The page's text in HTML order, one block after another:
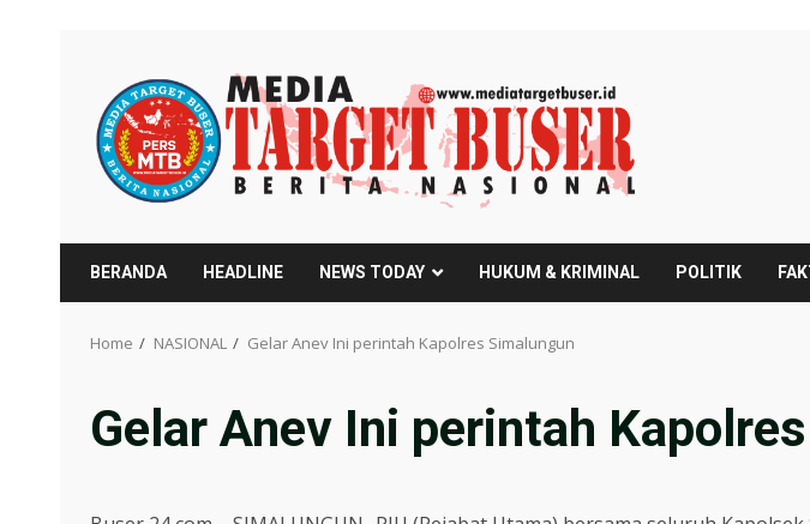
content
BERANDA HEADLINE NEWS TODAY HUKUM & KRIMINAL POLITIK
Home NASIONAL Gelar Anev Ini perintah Kapolres Simalungun
Gelar Anev Ini perintah